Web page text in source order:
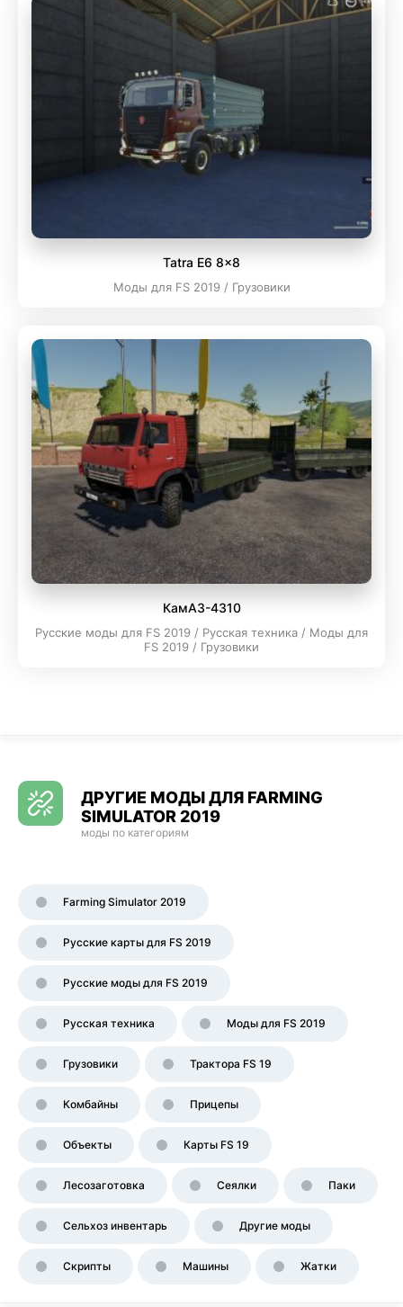
Tatra E6 8x8
Моды для FS 2019 / Грузовики
КамАЗ-4310
Русские моды для FS 2019 / Русская техника / Моды для
FS 2019 / Грузовики
ДРУГИЕ МОДЫ ДЛЯ FARMING
SIMULATOR 2019
моды по категориям
Farming Simulator 2019
Русские карты для FS 2019
Русские моды для FS 2019
Русская техника Моды для FS 2019
Грузовики Трактора FS 19
Комбайны Прицепы
Объекты Карты FS 19
Лесозаготовка Сеялки Паки
Сельхоз инвентарь Другие моды
Скрипты Машины Жатки